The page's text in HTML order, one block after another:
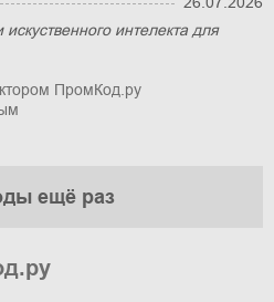
интелекта для
ПромКод.ру
ещё раз